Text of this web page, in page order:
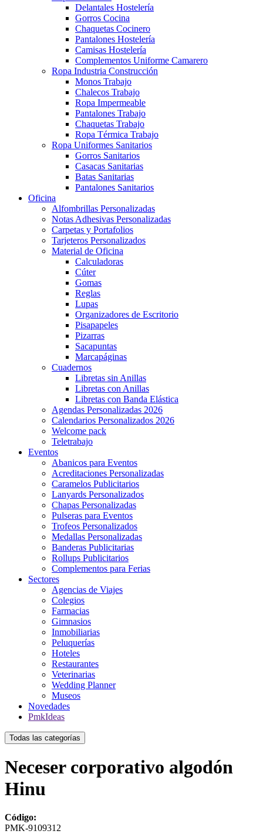
Delantales Hostelería
Gorros Cocina
Chaquetas Cocinero
Pantalones Hostelería
Camisas Hostelería
Complementos Uniforme Camarero
Ropa Industria Construcción
Monos Trabajo
Chalecos Trabajo
Ropa Impermeable
Pantalones Trabajo
Chaquetas Trabajo
Ropa Térmica Trabajo
Ropa Uniformes Sanitarios
Gorros Sanitarios
Casacas Sanitarias
Batas Sanitarias
Pantalones Sanitarios
Oficina
Alfombrillas Personalizadas
Notas Adhesivas Personalizadas
Carpetas y Portafolios
Tarjeteros Personalizados
Material de Oficina
Calculadoras
Cúter
Gomas
Reglas
Lupas
Organizadores de Escritorio
Pisapapeles
Pizarras
Sacapuntas
Marcapáginas
Cuadernos
Libretas sin Anillas
Libretas con Anillas
Libretas con Banda Elástica
Agendas Personalizadas 2026
Calendarios Personalizados 2026
Welcome pack
Teletrabajo
Eventos
Abanicos para Eventos
Acreditaciones Personalizadas
Caramelos Publicitarios
Lanyards Personalizados
Chapas Personalizadas
Pulseras para Eventos
Trofeos Personalizados
Medallas Personalizadas
Banderas Publicitarias
Rollups Publicitarios
Complementos para Ferias
Sectores
Agencias de Viajes
Colegios
Farmacias
Gimnasios
Inmobiliarias
Peluquerías
Hoteles
Restaurantes
Veterinarias
Wedding Planner
Museos
Novedades
PmkIdeas
Todas las categorías
Neceser corporativo algodón
Hinu
Código:
PMK-9109312